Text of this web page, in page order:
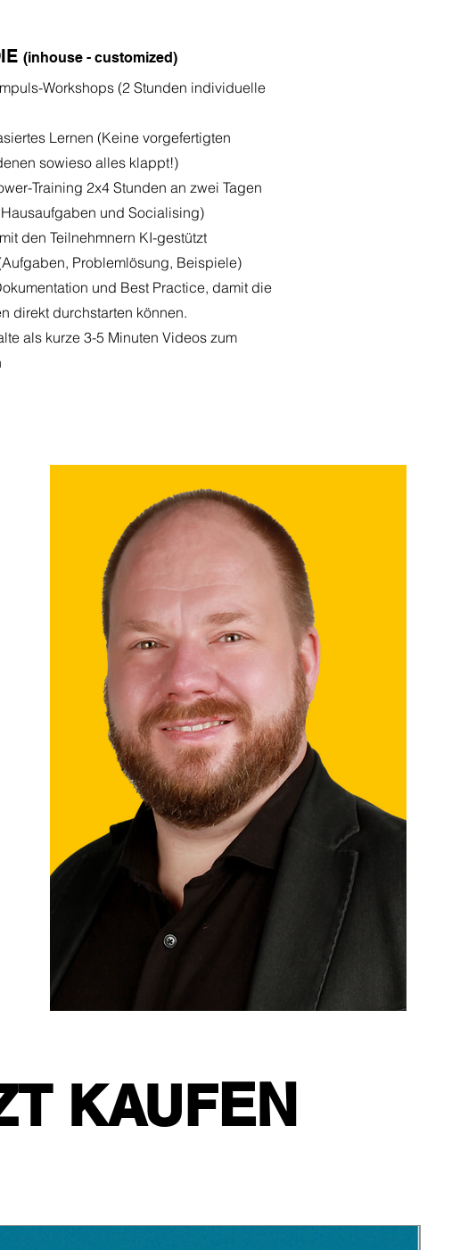
(inhouse - customized)
Workshops (2 Stunden individuelle
Lernen (Keine vorgefertigten
sowieso alles klappt!)
Training 2x4 Stunden an zwei Tagen
Hausaufgaben und Socialising)
den Teilnehmnern KI-gestützt
Problemlösung, Beispiele)
und Best Practice, damit die
direkt durchstarten können.
als kurze 3-5 Minuten Videos zum
KAUFEN